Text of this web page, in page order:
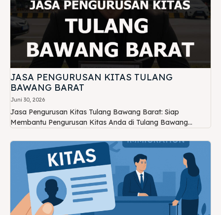
JASA PENGURUSAN KITAS TULANG
BAWANG BARAT
Juni 30, 2026
Jasa Pengurusan Kitas Tulang Bawang Barat: Siap
Membantu Pengurusan Kitas Anda di Tulang Bawang...